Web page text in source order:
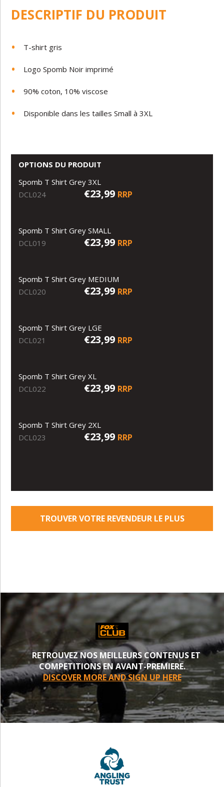
DESCRIPTIF DU PRODUIT
T-shirt gris
Logo Spomb Noir imprimé
90%coton, 10% viscose
Disponible dans les tailles Small à 3XL
OPTIONS DU PRODUIT
Spomb T Shirt Grey 3XL
DCL024
€23,99 RRP
Spomb T Shirt Grey SMALL
DCL019
€23,99 RRP
Spomb T Shirt Grey MEDIUM
DCL020
€23,99 RRP
Spomb T Shirt Grey LGE
DCL021
€23,99 RRP
Spomb T Shirt Grey XL
DCL022
€23,99 RRP
Spomb T Shirt Grey 2XL
DCL023
€23,99 RRP
TROUVER VOTRE REVENDEUR LE PLUS
RETROUVEZ NOS MEILLEURS CONTENUS ET
COMPETITIONS EN AVANT-PREMIERE.
DISCOVER MORE AND SIGN UP HERE